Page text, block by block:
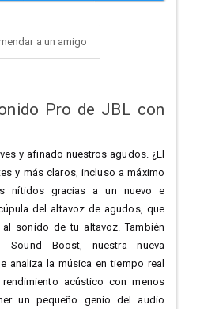
a un amigo
Pro de JBL con
y afinado nuestros agudos. ¿El
y más claros, incluso a máximo
nítidos gracias a un nuevo e
del altavoz de agudos, que
sonido de tu altavoz. También
Sound Boost, nuestra nueva
analiza la música en tiempo real
acústico con menos
un pequeño genio del audio